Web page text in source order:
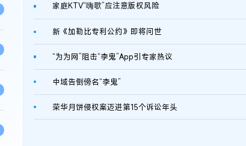
家庭KTV“嗨歌”应注意版权风险
新《加勒比专利公约》即将问世
“为为网”阻击“李鬼”App引专家热议
中域告倒傍名“李鬼”
荣华月饼侵权案迈进第15个诉讼年头